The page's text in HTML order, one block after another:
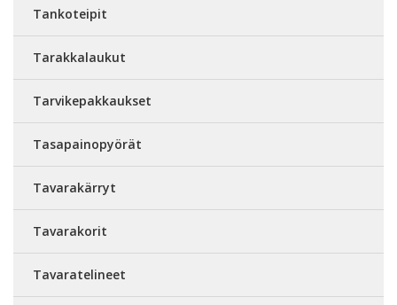
Tankoteipit
Tarakkalaukut
Tarvikepakkaukset
Tasapainopyörät
Tavarakärryt
Tavarakorit
Tavaratelineet